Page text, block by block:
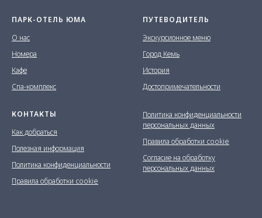
ПАРК-ОТЕЛЬ ЮМА
О нас
Номера
Кафе
Спа-комплекс
ПУТЕВОДИТЕЛЬ
Экскурсионное меню
Город Кемь
История
Достопримечательности
КОНТАКТЫ
Как добраться
Полезная информация
Политика конфиденциальности
Правила обработки cookie
Политика конфиденциальности
персональных данных
Правила обработки cookie
Согласие на обработку
персональных данных